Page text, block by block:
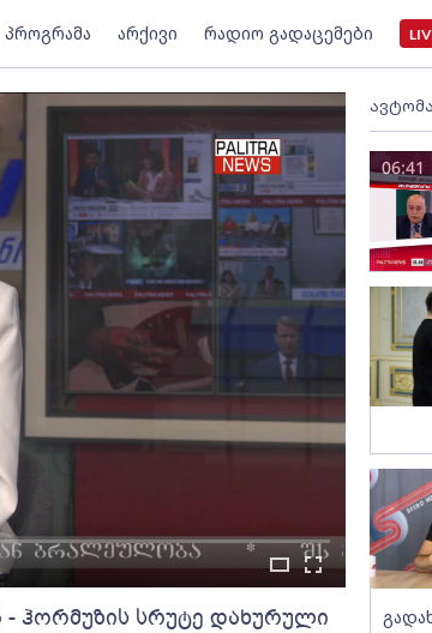
პროგრამა არქივი რადიო გადაცემები
ჰორმუზის სრუტე დახურული
06:41